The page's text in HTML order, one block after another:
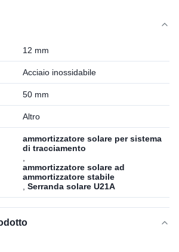
12 mm
Acciaio inossidabile
50 mm
Altro
ammortizzatore solare per sistema
di tracciamento
ammortizzatore solare ad
ammortizzatore stabile
Serranda solare U21A